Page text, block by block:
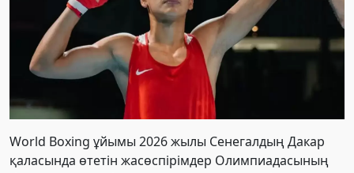
World Boxing ұйымы 2026 жылы Сенегалдың Дакар
қаласында өтетін жасөспірімдер Олимпиадасының